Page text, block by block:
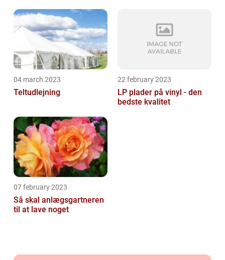
04 march 2023
Teltudlejning
22 february 2023
LP plader på vinyl - den
bedste kvalitet
07 february 2023
Så skal anlægsgartneren
til at lave noget